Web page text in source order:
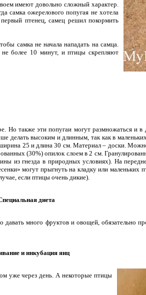
имеют довольно сложный характер.
самка ожерелового попугая не хотела
птенец, самец решил покормить
самка не начала нападать на самца.
более 10 минут, и птицы скрепляют
также эти попугаи могут размножаться и в
высоким и длинным, так как в
25 и длина 30 см. Материал – доски.
(30%) опилок слоем в 2 см.
из гнезда в природных условиях). На
могут прыгнуть на кладку или маленьких
если птицы очень дикие).
диета
много фруктов и овощей, обязательно
и инкубация яиц
уже через день. А некоторые птицы